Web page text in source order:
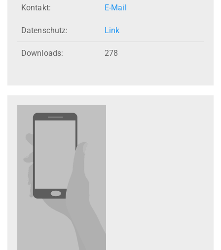
Kontakt: E-Mail
Datenschutz: Link
Downloads: 278